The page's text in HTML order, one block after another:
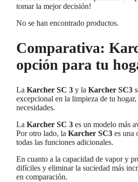
tomar la mejor decisión!
No se han encontrado productos.
Comparativa:
opción para tu
La Karcher SC 3 y la Karcher SC3
excepcional en la limpieza de tu
necesidades.
La Karcher SC 3 es un modelo más
Por otro lado, la Karcher SC3 es una
todas las funciones adicionales.
En cuanto a la capacidad de vapor y
difíciles y eliminar la suciedad más
en comparación.